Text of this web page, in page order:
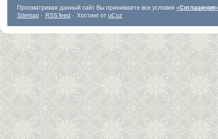
Просматривая данный сайт Вы принимаете все условия «Соглашения
Sitemap · RSS feed · Хостинг от uCoz